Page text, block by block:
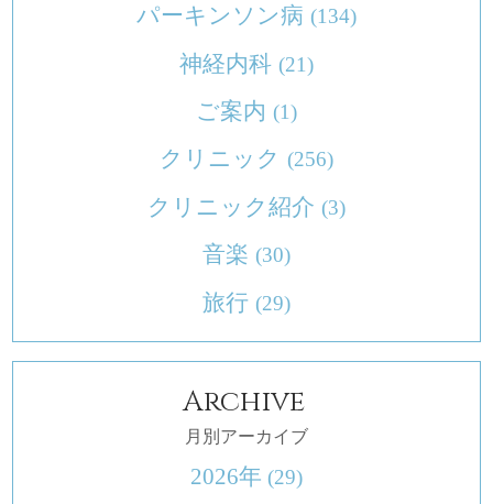
パーキンソン病 (134)
神経内科 (21)
ご案内 (1)
クリニック (256)
クリニック紹介 (3)
音楽 (30)
旅行 (29)
Archive
月別アーカイブ
2026年 (29)